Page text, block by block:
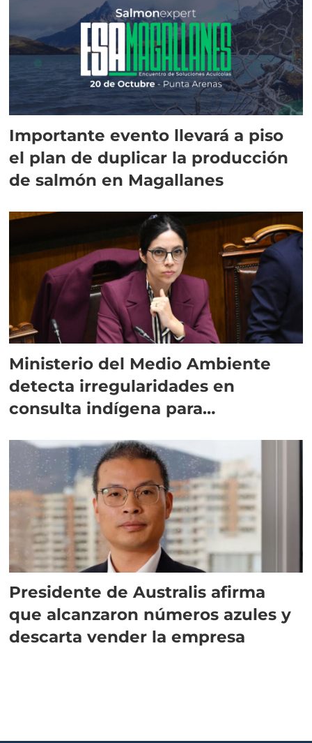
Importante evento llevará a piso
el plan de duplicar la producción
de salmón en Magallanes
Ministerio del Medio Ambiente
detecta irregularidades en
consulta indígena para
Presidente de Australis afirma
que alcanzaron números azules y
descarta vender la empresa